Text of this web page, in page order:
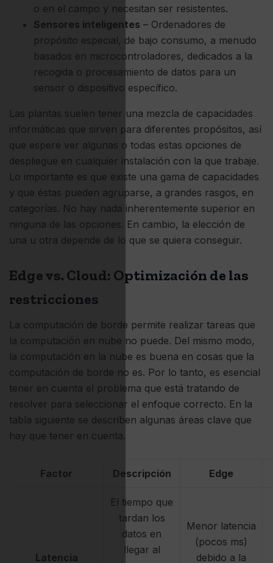
o en el campo y necesitan ser resistentes.
Sensores inteligentes – Ordenadores de
propósito especial, de bajo consumo, a menudo
basados en microcontroladores, dedicados a la
recogida o procesamiento de datos para un
sensor o dispositivo específico.
Las plantas suelen tener una mezcla de capacidades
informáticas que sirven para diferentes propósitos, así
que espere ver algunas o todas estas opciones de
despliegue en cualquier instalación con la que trabaje.
Lo importante es que existe una gama de capacidades
y que éstas pueden agruparse, a grandes rasgos, en
categorías. No hay nada inherentemente superior en
ninguna de las opciones. En cambio, la elección de
una u otra depende de lo que se quiera conseguir.
Edge vs. Cloud: Optimización de las
restricciones
La computación de borde permite realizar tareas que
la computación en nube no puede. Del mismo modo,
la computación en la nube es buena en cosas que la
computación de borde no es. Por lo tanto, es esencial
tener en cuenta el problema que está tratando de
resolver para seleccionar el enfoque correcto. En la
tabla siguiente se describen algunas áreas clave que
hay que tener en cuenta.
Factor Descripción Edge
Latencia
El tiempo que
tardan los
datos en
llegar al
Menor latencia
(pocos ms)
debido a la